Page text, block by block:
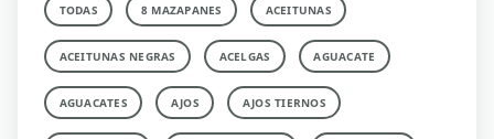
TODAS 8 MAZAPANES ACEITUNAS
ACEITUNAS NEGRAS ACELGAS AGUACATE
AGUACATES AJOS AJOS TIERNOS